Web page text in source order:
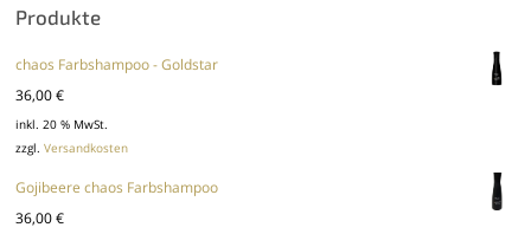
Produkte
chaos Farbshampoo - Goldstar
36,00€
inkl. 20 % MwSt.
zzgl.Versandkosten
Gojibeere chaos Farbshampoo
36,00€